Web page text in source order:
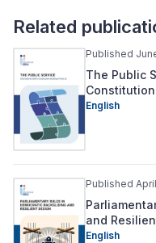
Related
Published
The Public
English
Published
and
English